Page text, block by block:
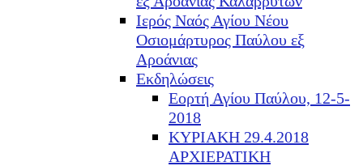
Ιερός Ναός Αγίου Νέου
Οσιομάρτυρος Παύλου εξ
Αροάνιας
Εκδηλώσεις
Εορτή Αγίου Παύλου, 12-5-
2018
ΚΥΡΙΑΚΗ 29.4.2018
ΑΡΧΙΕΡΑΤΙΚΗ